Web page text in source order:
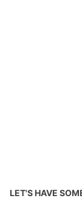
LET'S HAVE